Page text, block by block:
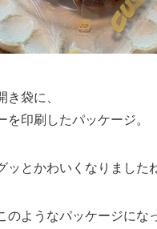
袋に、
を印刷したパッケージ。
ッとかわいくなりました
のようなパッケージにな